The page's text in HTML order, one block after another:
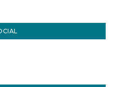
sur Facebook
sur Twitter
sur Instagram